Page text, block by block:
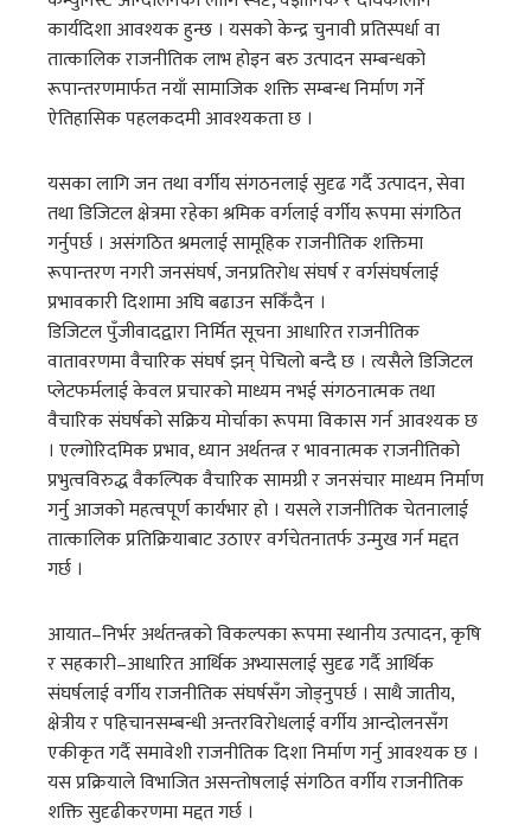
कार्यदिशा आवश्यक हुन्छ । यसको केन्द्र चुनावी प्रतिस्पर्धा वा
तात्कालिक राजनीतिक लाभ होइन बरु उत्पादन सम्बन्धको
रूपान्तरणमार्फत नयाँ सामाजिक शक्ति सम्बन्ध निर्माण गर्ने
ऐतिहासिक पहलकदमी आवश्यकता छ ।
यसका लागि जन तथा वर्गीय संगठनलाई सुदृढ गर्दै उत्पादन, सेवा
तथा डिजिटल क्षेत्रमा रहेका श्रमिक वर्गलाई वर्गीय रूपमा संगठित
गर्नुपर्छ । असंगठित श्रमलाई सामूहिक राजनीतिक शक्तिमा
रूपान्तरण नगरी जनसंघर्ष, जनप्रतिरोध संघर्ष र वर्गसंघर्षलाई
प्रभावकारी दिशामा अघि बढाउन सकिँदैन ।
डिजिटल पुँजीवादद्वारा निर्मित सूचना आधारित राजनीतिक
वातावरणमा वैचारिक संघर्ष झन् पेचिलो बन्दै छ । त्यसैले डिजिटल
प्लेटफर्मलाई केवल प्रचारको माध्यम नभई संगठनात्मक तथा
वैचारिक संघर्षको सक्रिय मोर्चाका रूपमा विकास गर्न आवश्यक छ
। एल्गोरिदमिक प्रभाव, ध्यान अर्थतन्त्र र भावनात्मक राजनीतिको
प्रभुत्वविरुद्ध वैकल्पिक वैचारिक सामग्री र जनसंचार माध्यम निर्माण
गर्नु आजको महत्वपूर्ण कार्यभार हो । यसले राजनीतिक चेतनालाई
तात्कालिक प्रतिक्रियाबाट उठाएर वर्गचेतनातर्फ उन्मुख गर्न मद्दत
गर्छ ।
आयात–निर्भर अर्थतन्त्रको विकल्पका रूपमा स्थानीय उत्पादन, कृषि
र सहकारी–आधारित आर्थिक अभ्यासलाई सुदृढ गर्दै आर्थिक
संघर्षलाई वर्गीय राजनीतिक संघर्षसँग जोड्नुपर्छ । साथै जातीय,
क्षेत्रीय र पहिचानसम्बन्धी अन्तरविरोधलाई वर्गीय आन्दोलनसँग
एकीकृत गर्दै समावेशी राजनीतिक दिशा निर्माण गर्नु आवश्यक छ ।
यस प्रक्रियाले विभाजित असन्तोषलाई संगठित वर्गीय राजनीतिक
शक्ति सुदृढीकरणमा मद्दत गर्छ ।